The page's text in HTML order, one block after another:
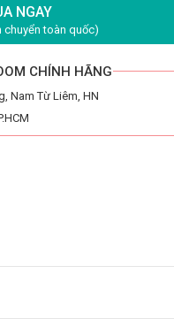
NGAY
chuyển toàn quốc)
CHÍNH HÃNG
Nam Từ Liêm, HN